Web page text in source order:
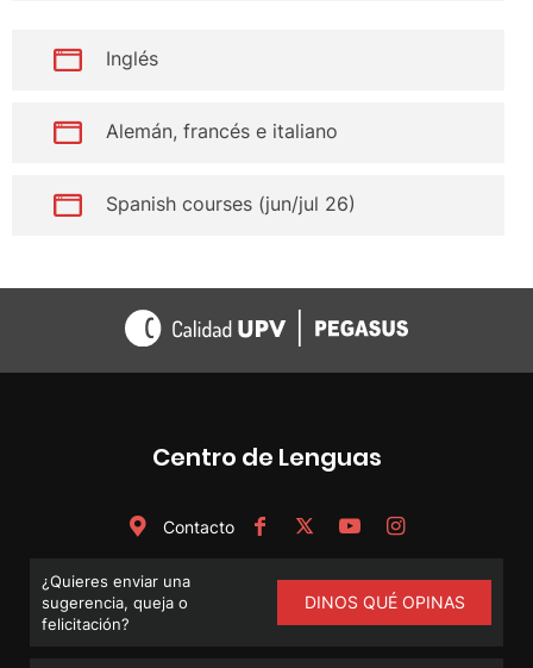
Inglés
Alemán, francés e italiano
Spanish courses (jun/jul 26)
Centro de Lenguas
Contacto
¿Quieres enviar una
sugerencia, queja o
felicitación?
DINOS QUÉ OPINAS